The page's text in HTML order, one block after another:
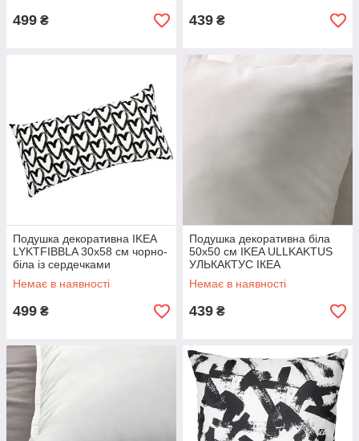
499 ₴ 439 ₴
Подушка декоративна IKEA
LYKTFIBBLA 30x58 см чорно-
біла із сердечками
ЛЮКТФІББЛА ІКЕА
Немає в наявності
499 ₴
Подушка декоративна біла
50x50 см IKEA ULLKAKTUS
УЛЬКАКТУС ІКЕА
Немає в наявності
439 ₴